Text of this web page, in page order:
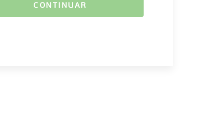
CONTINUAR